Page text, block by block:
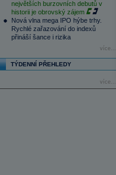
největších burzovních debutů v
historii je obrovský zájem
Nová vlna mega IPO hýbe trhy.
Rychlé zařazování do indexů
přináší šance i rizika
více...
TÝDENNÍ PŘEHLEDY
více...